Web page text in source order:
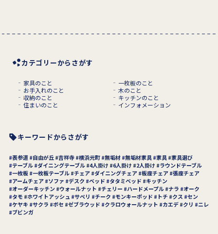
カテゴリーからさがす
家具のこと
一枚板のこと
お手入れのこと
木のこと
収納のこと
キッチンのこと
住まいのこと
インフォメーション
キーワードからさがす
表参道 自由が丘 吉祥寺 横浜元町 無垢材 無垢材家具 家具 家具選び
テーブル ダイニングテーブル 4人掛け 6人掛け 2人掛け
ラウンドテーブル
一枚板 一枚板テーブル チェア ダイニングチェア 板座チェア 張座チェア
アームチェア
ソファ デスク ベッド タタミベッド
キッチン
オーダーキッチン
ウォールナット チェリー ハードメープル ナラ
オーク
タモ
ホワイトアッシュ サペリ チーク モンキーポッド トチ クス
セン
ケヤキ
サクラ ボセ ゼブラウッド クラロウォールナット カエデ クリ
ニレ
ブビンガ